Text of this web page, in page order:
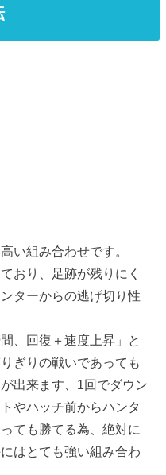
い組み合わせです。
おり、足跡が残りにく
ターからの逃げ切り性
、回復＋速度上昇」と
ぎりの戦いであっても
出来ます、1回でダウン
やハッチ前からハンタ
ても勝てる為、絶対に
はとても強い組み合わ